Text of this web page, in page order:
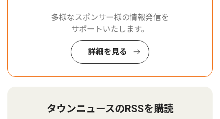
多様なスポンサー様の情報発信を
サポートいたします。
詳細を見る
タウンニュースのRSSを購読